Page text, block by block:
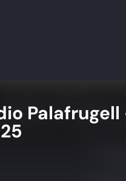
Palafrugell